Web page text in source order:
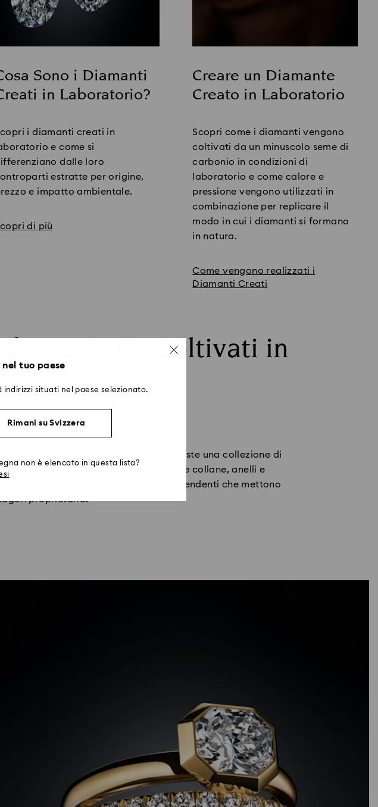
Sono i Diamanti
in Laboratorio?
i diamanti creati in
e come si
dalle loro
estratte per origine,
e impatto ambientale.
di più
Creare un Diamante
Creato in Laboratorio
Scopri come i diamanti vengono
coltivati da un minuscolo seme di
carbonio in condizioni di
laboratorio e come calore e
pressione vengono utilizzati in
combinazione per replicare il
modo in cui i diamanti si formano
in natura.
Come vengono realizzati i
Diamanti Creati
Diamanti Coltivati in
forma distintiva della Maison, esiste una collezione di
la Collezione Eternity per classiche collane, anelli e
Collezione Octagon per pezzi sorprendenti che mettono
proprietario.
tuo paese
situati nel paese selezionato.
Rimani su Svizzera
non è elencato in questa lista?